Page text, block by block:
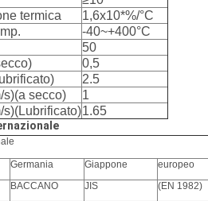
termica
1,6x10*%/°C
-40~+400°C
50
0,5
2.5
s)(a secco)
1
s)(Lubrificato)1.65
Germania Giappone
europeo
BACCANO JIS
(EN 1982)